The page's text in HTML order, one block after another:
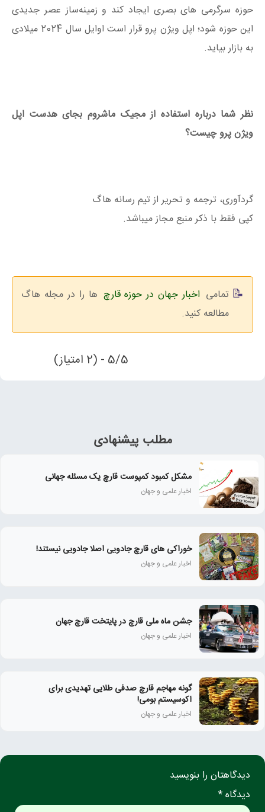
حوزه سرگرمی های بصری ایجاد کند و زمینه‌ساز عصر جدیدی
این حوزه شود؛ اپل ویژن پرو قرار است اوایل سال 2024 میلادی
به بازار بیاید.
نظر شما درباره استفاده از مجیک ماشروم بجای هدست اپل
ویژن پرو چیست؟
گردآوری، ترجمه و تحریر از تیم رسانه هاگ
کپی فقط با ذکر منبع مجاز میباشد.
تمامی اخبار جهان در حوزه قارچ ها را در مجله هاگ
مطالعه کنید.
5/5 - (2 امتیاز)
مطلب پیشنهادی
مشکل کمبود کمپوست قارچ یک مسئله جهانی
اخبار علمی و جهان
خوراکی های قارچ جادویی اصلا جادویی نیستند!
اخبار علمی و جهان
جشن ماه ملی قارچ در پایتخت قارچ جهان
اخبار علمی و جهان
گونه مهاجم قارچ صدفی طلایی تهدیدی برای
اکوسیستم بومی!
اخبار علمی و جهان
دیدگاهتان را بنویسید
دیدگاه *